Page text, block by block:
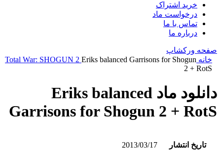
خرید اشتراک
درخواست ماد
تماس با ما
درباره ما
صفحه ورکشاپ
خانه
Total War: SHOGUN 2 Eriks balanced Garrisons for Shogun
2 + RotS
دانلود ماد Eriks balanced
Garrisons for Shogun 2 + RotS
تاریخ انتشار 2013/03/17